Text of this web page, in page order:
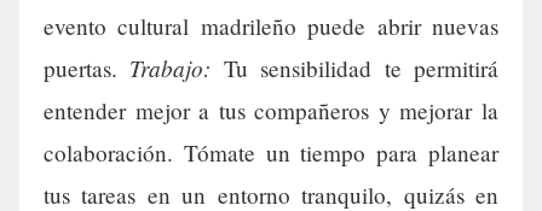
evento cultural madrileño puede abrir nuevas
puertas. Trabajo: Tu sensibilidad te permitirá
entender mejor a tus compañeros y mejorar la
colaboración. Tómate un tiempo para planear
tus tareas en un entorno tranquilo, quizás en